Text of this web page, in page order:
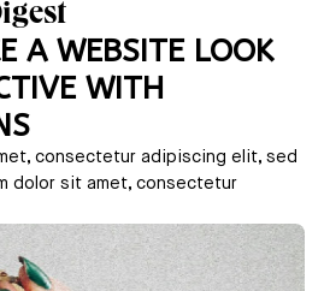
A WEBSITE LOOK
WITH
consectetur adipiscing elit, sed
dolor sit amet, consectetur